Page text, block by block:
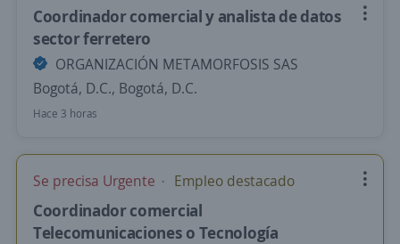
Coordinador comercial y analista de datos
sector ferretero
ORGANIZACIÓN METAMORFOSIS SAS
Bogotá, D.C., Bogotá, D.C.
Hace 3 horas
Se precisa Urgente Empleo destacado
Coordinador comercial
Telecomunicaciones o Tecnología